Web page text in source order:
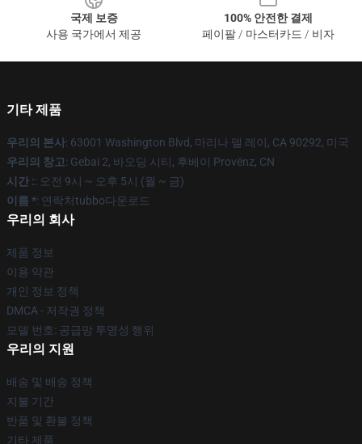
국제 보증
사용 국가에서 제공
100% 안전한 결제
페이팔 / 마스터카드 / 비자
기타 제품
우리의 본사: 63001 Washington Blvd, 마리나 델 레이, CA 90292, 미국
우리의 창고: Gebai 2, 바오딩 시티, 후베이 Provënz, CN
시간 :: 오전 9시 ~ 오후 5시 (월 ~ 금)
이름 *: 연락처tubbo다운로드
우리의 회사
제품 정보
이용 약관
개인 정보 정책
DMCA - 저작권 정책
모델 번호: 공급망 투명성 행위
우리의 지원
배송 및 배송 정책
지불 기간
반품 및 환불 정책
기타 제품